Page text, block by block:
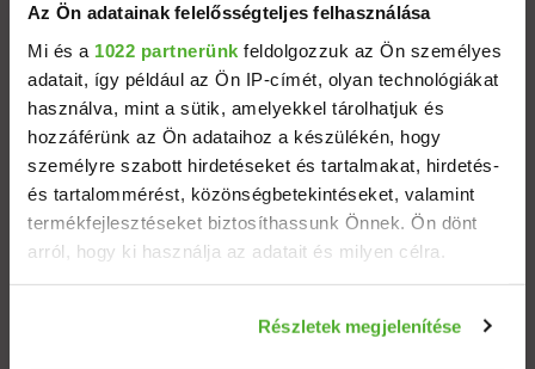
Az Ön adatainak felelősségteljes felhasználása
Mi és a 1022 partnerünk feldolgozzuk az Ön személyes
adatait, így például az Ön IP-címét, olyan technológiákat
használva, mint a sütik, amelyekkel tárolhatjuk és
hozzáférünk az Ön adataihoz a készülékén, hogy
személyre szabott hirdetéseket és tartalmakat, hirdetés-
és tartalommérést, közönségbetekintéseket, valamint
termékfejlesztéseket biztosíthassunk Önnek. Ön dönt
arról, hogy ki használja az adatait és milyen célra.
Információgyűjtés az Ön földrajzi elhelyezkedéséről
Részletek megjelenítése
Ingatlanok
Eladó házak
Eladó lakások
Települések